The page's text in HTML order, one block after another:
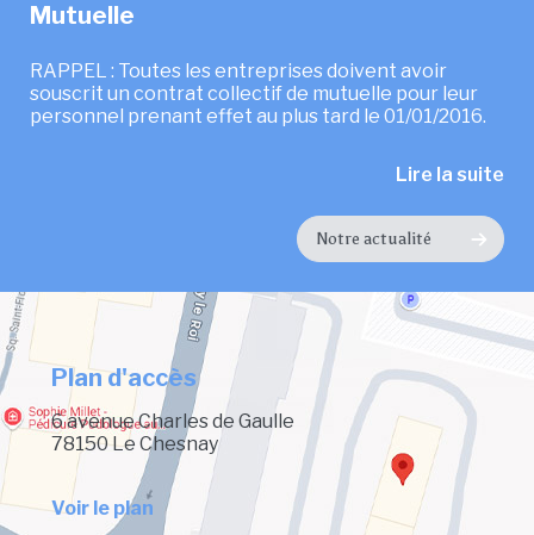
Mutuelle
RAPPEL : Toutes les entreprises doivent avoir
souscrit un contrat collectif de mutuelle pour leur
personnel prenant effet au plus tard le 01/01/2016.
Lire la suite
Notre actualité
Plan d'accès
6 avenue Charles de Gaulle
78150 Le Chesnay
Voir le plan